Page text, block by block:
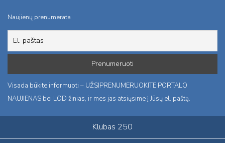
Naujienų prenumerata
Visada būkite informuoti – UŽSIPRENUMERUOKITE PORTALO
NAUJIENAS bei LOD žinias, ir mes jas atsiųsime į Jūsų el. paštą.
Klubas 250